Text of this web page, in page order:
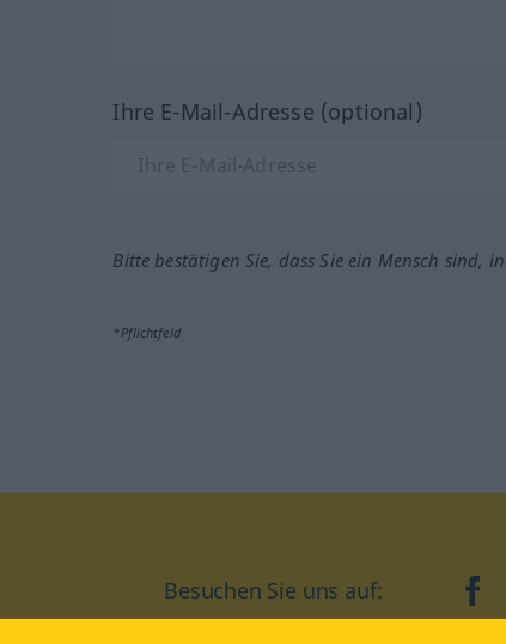
Ihre E-Mail-Adresse (optional)
Bitte bestätigen Sie, dass Sie ein Mensch sind,
*Pflichtfeld
Besuchen Sie uns auf: